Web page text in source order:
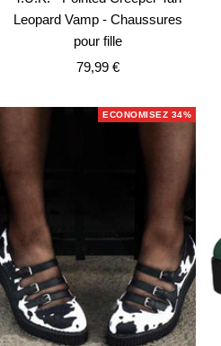
Leopard Vamp - Chaussures
pour fille
Prix
vente
79,99 €
ECONOMISEZ 34%